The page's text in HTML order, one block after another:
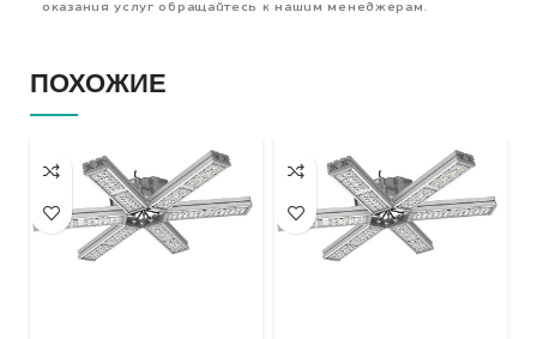
оказания услуг обращайтесь к нашим менеджерам.
ПОХОЖИЕ